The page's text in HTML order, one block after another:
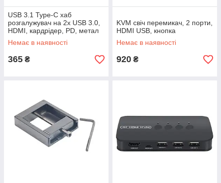
USB 3.1 Type-C хаб
розгалужувач на 2x USB 3.0,
HDMI, кардрідер, PD, метал
Немає в наявності
365 ₴
KVM свіч перемикач, 2 порти,
HDMI USB, кнопка
Немає в наявності
920 ₴